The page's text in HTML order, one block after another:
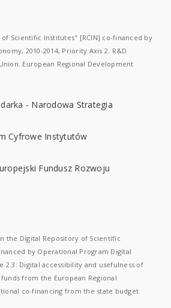
Scientific Institutes" [RCIN] co-financed by
2010-2014, Priority Axis 2. R&D
European Regional Development
the Digital Repository of Scientific
by Operational Program Digital
2.3: Digital accessibility and usefulness of
from the European Regional
co-financing from the state budget.